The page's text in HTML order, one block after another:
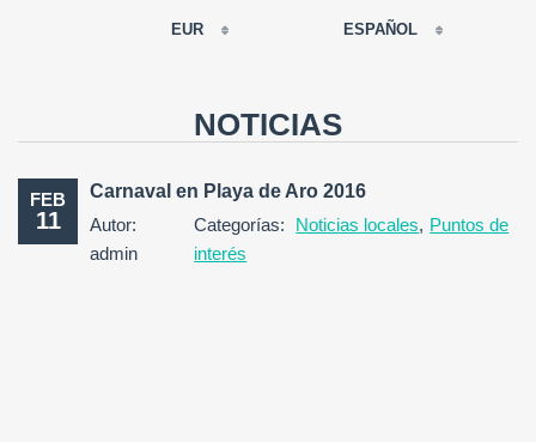
EUR
RUB
ESPAÑOL
ESPAÑOL
NOTICIAS
FEB
11
Carnaval en Playa de Aro 2016
Autor:
admin
Categorías: Noticias locales, Puntos de
interés